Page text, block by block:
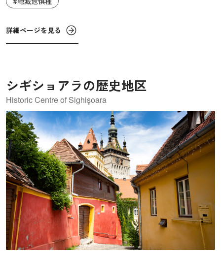
詳細ページを見る
シギショアラの歴史地区
Historic Centre of Sighişoara